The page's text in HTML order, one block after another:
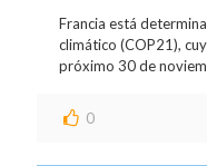
Francia está
climático (COP21),
próximo 30 de
0